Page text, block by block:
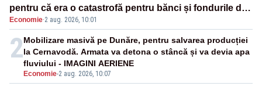
pentru că era o catastrofă pentru bănci și fondurile de
pensii
Economie·2 aug. 2026, 10:01
2
Economie-2 aug. 2026, 10:07
Mobilizare masivă pe Dunăre, pentru salvarea producției
la Cernavodă. Armata va detona o stâncă și va devia apa
fluviului - IMAGINI AERIENE